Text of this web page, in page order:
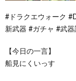
#ドラクエウォーク
新武器 #ガチャ #武
【今日の一言】
船見にくいっす